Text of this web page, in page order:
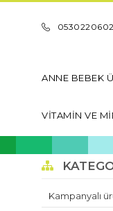
ANNE BEBEK
VİTAMİN VE
Kampanyalı